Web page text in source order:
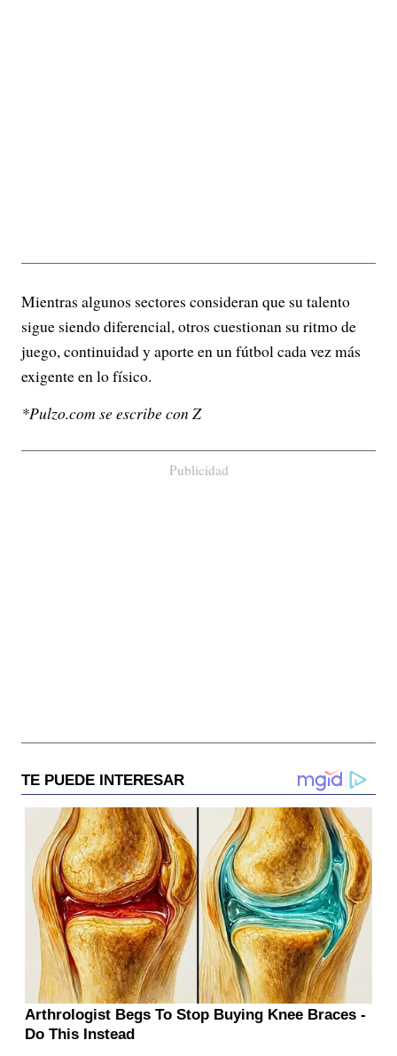
Mientras algunos sectores consideran que su talento
sigue siendo diferencial, otros cuestionan su ritmo de
juego, continuidad y aporte en un fútbol cada vez más
exigente en lo físico.
*Pulzo.com se escribe con Z
Publicidad